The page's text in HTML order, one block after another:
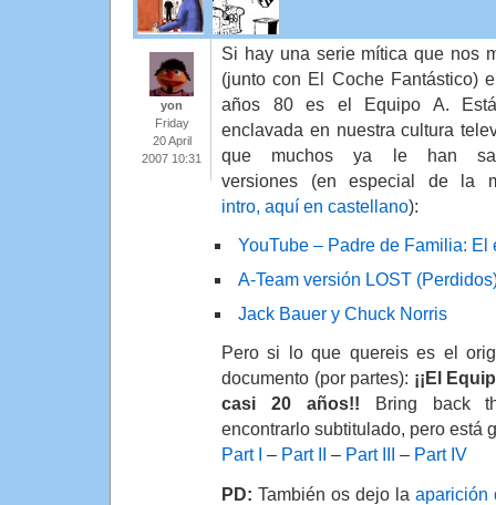
yon
Friday
20 April
2007 10:31
Si hay una serie mítica que nos
(junto con El Coche Fantástico)
años 80 es el Equipo A.
enclavada en nuestra cultura
que muchos ya le han
versiones (en especial de la
intro, aquí en castellano):
YouTube – Padre de Familia: El
A-Team versión LOST
Jack Bauer y Chuck Norris
Pero si lo que quereis es el
documento (por partes): ¡¡El
casi 20 años!! Bring back
encontrarlo subtitulado, pero está
Part I – Part II – Part III – Part IV
PD: También os dejo la aparición